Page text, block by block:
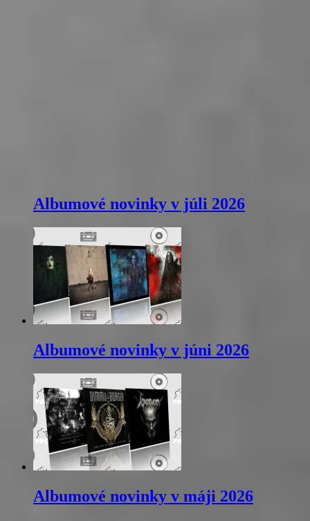
Albumové novinky v júli 2026
Albumové novinky v júni 2026
Albumové novinky v máji 2026